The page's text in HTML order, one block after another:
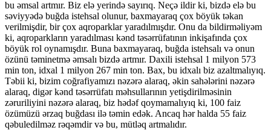
bu əmsal artmır. Biz elə yerində sayırıq. Neçə ildir ki, bizdə elə bu
səviyyədə buğda istehsal olunur, baxmayaraq çox böyük təkan
verilmişdir, bir çox aqroparklar yaradılmışdır. Onu da bildirməliyəm
ki, aqroparkların yaradılması kənd təsərrüfatının inkişafında çox
böyük rol oynamışdır. Buna baxmayaraq, buğda istehsalı və onun
özünü təminetmə əmsalı bizdə artmır. Daxili istehsal 1 milyon 573
min ton, idxal 1 milyon 267 min ton. Bax, bu idxalı biz azaltmalıyıq.
Təbii ki, bizim coğrafiyamızı nəzərə alaraq, əkin sahələrini nəzərə
alaraq, digər kənd təsərrüfatı məhsullarının yetişdirilməsinin
zəruriliyini nəzərə alaraq, biz hədəf qoymamalıyıq ki, 100 faiz
özümüzü ərzaq buğdası ilə təmin edək. Ancaq hər halda 55 faiz
qəbuledilməz rəqəmdir və bu, mütləq artmalıdır.